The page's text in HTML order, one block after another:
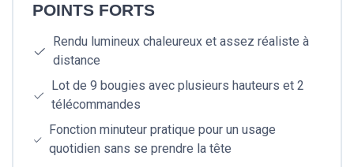
POINTS FORTS
Rendu lumineux chaleureux et assez réaliste à
distance
Lot de 9 bougies avec plusieurs hauteurs et 2
télécommandes
Fonction minuteur pratique pour un usage
quotidien sans se prendre la tête